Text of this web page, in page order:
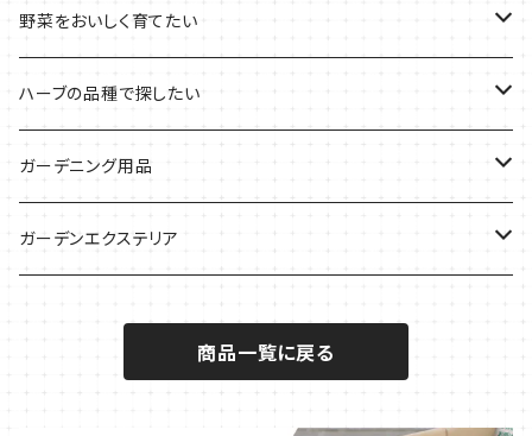
デトックスに
気分で香りを楽しみたい
魚料理に
BBQ・肉料理に
サラダに使いたい
秋植えで料理に
カラーリーフ
ハーブガーデンづくりに
夏のハーブガーデンに
パーティーハーブ
インスタ映えハーブ
虫よけに使いたい
ハーブバスに
野菜をおいしく育てたい
トマトのコンパニオン
ジャガイモのコンパニオン
葉物野菜のコンパニオン
キュウリのコンパニオン
ハーブの品種で探したい
ミント・ハーブ苗
バジル・ハーブ苗
タイム・ハーブ苗
ガーデニング用品
その他
ガーデンエクステリア
商品一覧に戻る